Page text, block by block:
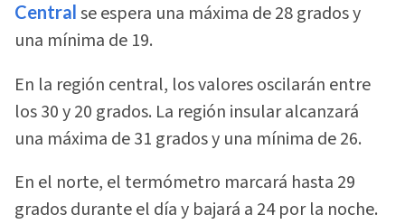
Central se espera una máxima de 28 grados y
una mínima de 19.
En la región central, los valores oscilarán entre
los 30 y 20 grados. La región insular alcanzará
una máxima de 31 grados y una mínima de 26.
En el norte, el termómetro marcará hasta 29
grados durante el día y bajará a 24 por la noche.